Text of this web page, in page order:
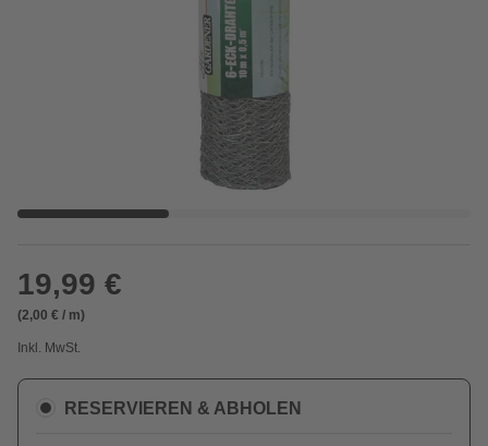
19,99 €
(2,00 € / m)
Inkl. MwSt.
RESERVIEREN & ABHOLEN